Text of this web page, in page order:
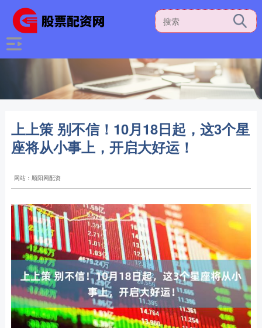
上上策 别不信！10月18日起，这3个星
座将从小事上，开启大好运！
网站：顺阳网配资